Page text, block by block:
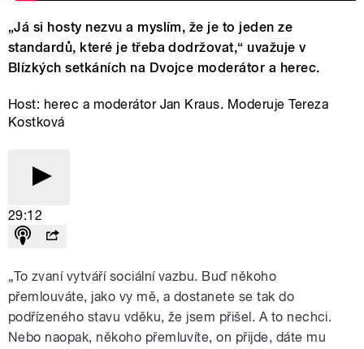
„Já si hosty nezvu a myslím, že je to jeden ze
standardů, které je třeba dodržovat,“ uvažuje v
Blízkých setkáních na Dvojce moderátor a herec.
Host: herec a moderátor Jan Kraus. Moderuje Tereza
Kostková
29:12
„To zvaní vytváří sociální vazbu. Buď někoho
přemlouváte, jako vy mě, a dostanete se tak do
podřízeného stavu vděku, že jsem přišel. A to nechci.
Nebo naopak, někoho přemluvíte, on přijde, dáte mu